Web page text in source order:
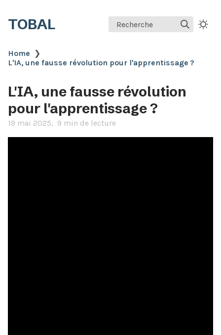
TOBAL Recherche
Home ❯
L'IA, une fausse révolution pour l'apprentissage ?
L'IA, une fausse révolution
pour l'apprentissage ?
19 mai 2025 9 min de lecture